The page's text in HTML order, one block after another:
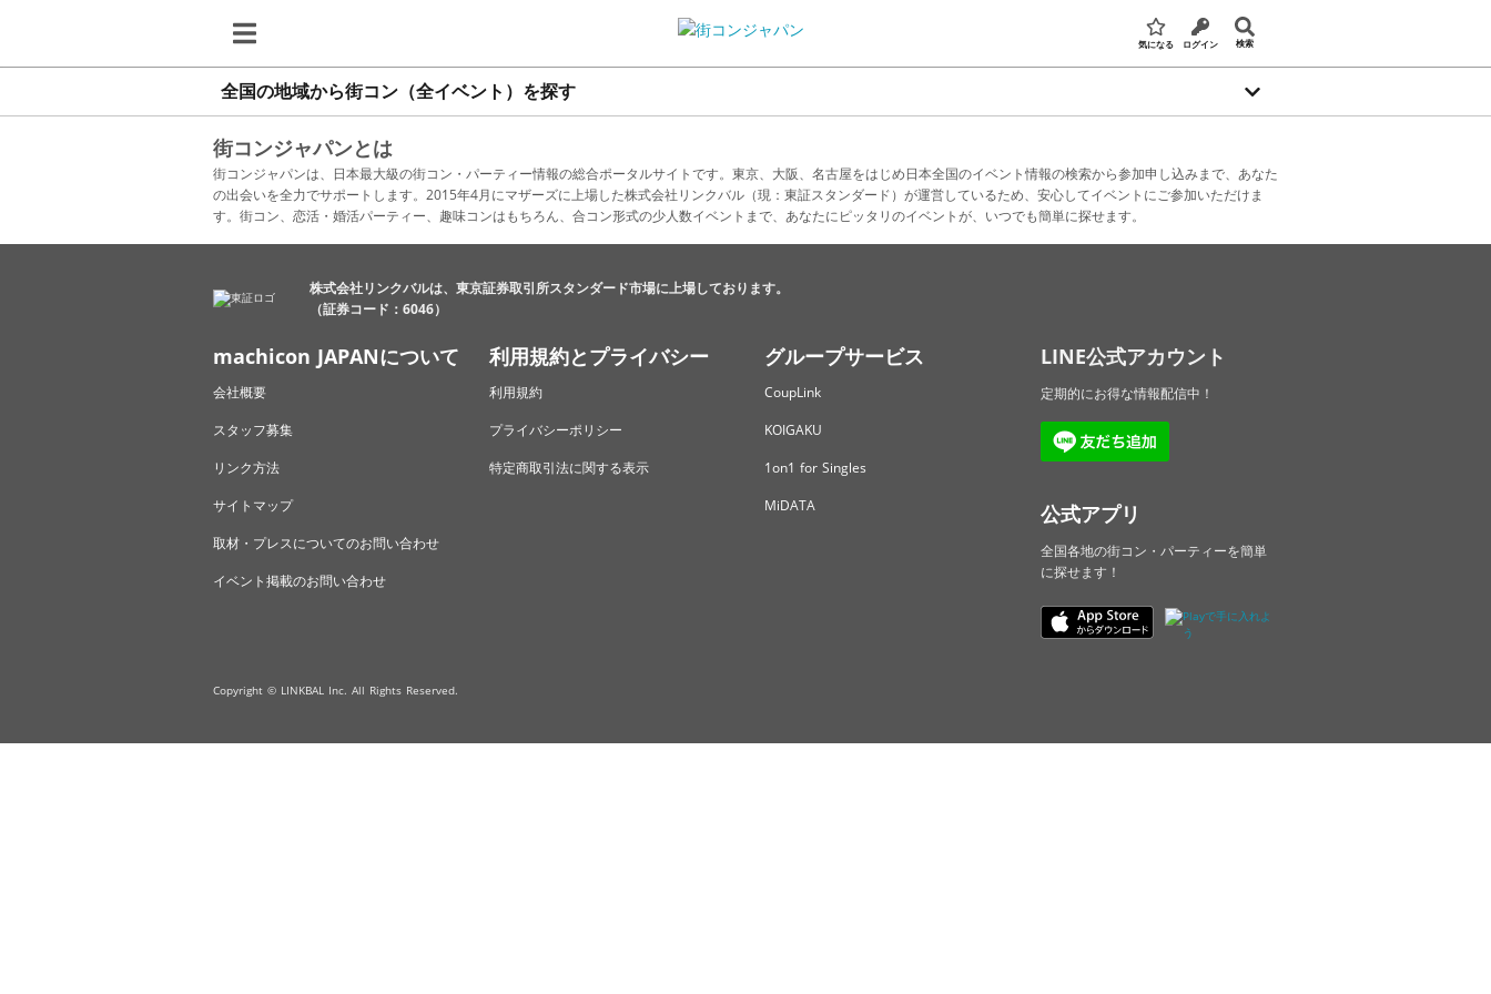
気になる ログイン 検索
全国の地域から街コン（全イベント）を探す
街コンジャパンとは
街コンジャパンは、日本最大級の街コン・パーティー情報の総合ポータルサイトです。東京、大阪、名古屋をはじめ日本全国のイベント情報の検索から参加申し込みまで、あなた
の出会いを全力でサポートします。2015年4月にマザーズに上場した株式会社リンクバル（現：東証スタンダード）が運営しているため、安心してイベントにご参加いただけま
す。街コン、恋活・婚活パーティー、趣味コンはもちろん、合コン形式の少人数イベントまで、あなたにピッタリのイベントが、いつでも簡単に探せます。
株式会社リンクバルは、東京証券取引所スタンダード市場に上場しております。
（証券コード：6046）
machicon JAPANについて
会社概要
スタッフ募集
リンク方法
サイトマップ
取材・プレスについてのお問い合わせ
イベント掲載のお問い合わせ
利用規約とプライバシー
利用規約
プライバシーポリシー
特定商取引法に関する表示
グループサービス
CoupLink
KOIGAKU
1on1 for Singles
MiDATA
LINE公式アカウント
定期的にお得な情報配信中！
公式アプリ
全国各地の街コン・パーティーを簡単
に探せます！
Copyright © LINKBAL Inc. All Rights Reserved.